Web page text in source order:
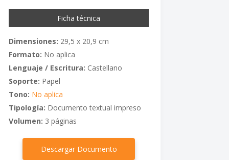
Ficha técnica
Dimensiones: 29,5 x 20,9 cm
Formato: No aplica
Lenguaje / Escritura: Castellano
Soporte: Papel
Tono: No aplica
Tipología: Documento textual impreso
Volumen: 3 páginas
Descargar Documento